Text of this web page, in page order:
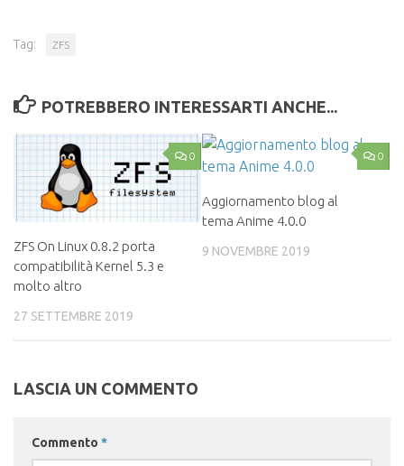
Tag: ZFS
POTREBBERO INTERESSARTI ANCHE...
0
ZFS On Linux 0.8.2 porta
compatibilità Kernel 5.3 e
molto altro
27 SETTEMBRE 2019
0
Aggiornamento blog al
tema Anime 4.0.0
9 NOVEMBRE 2019
LASCIA UN COMMENTO
Commento *